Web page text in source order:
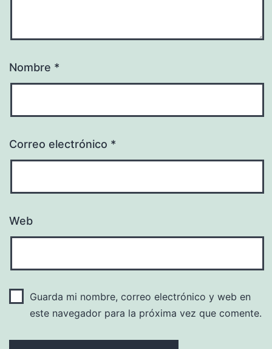
Nombre *
Correo electrónico *
Web
Guarda mi nombre, correo electrónico y web en
este navegador para la próxima vez que comente.